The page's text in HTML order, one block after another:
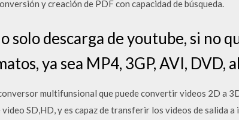
y creación de PDF con capacidad de búsqueda.
solo descarga de youtube, si no
ya sea MP4, 3GP, AVI, DVD,
multifunsional que puede convertir videos 2D a
SD,HD, y es capaz de transferir los videos de salida a